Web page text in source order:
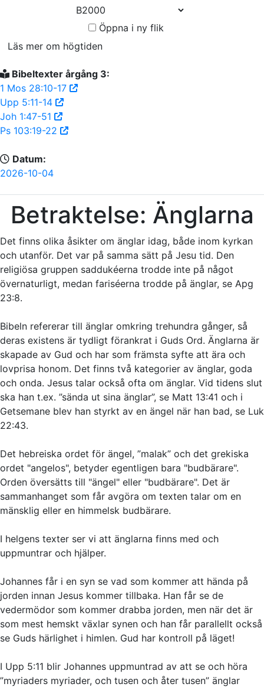
Öppna i ny flik
Läs mer om högtiden
Bibeltexter årgång 3:
1 Mos 28:10-17
Upp 5:11-14
Joh 1:47-51
Ps 103:19-22
Datum:
2026-10-04
Betraktelse: Änglarna
Det finns olika åsikter om änglar idag, både inom kyrkan
och utanför. Det var på samma sätt på Jesu tid. Den
religiösa gruppen saddukéerna trodde inte på något
övernaturligt, medan fariséerna trodde på änglar, se Apg
23:8.
Bibeln refererar till änglar omkring trehundra gånger, så
deras existens är tydligt förankrat i Guds Ord. Änglarna är
skapade av Gud och har som främsta syfte att ära och
lovprisa honom. Det finns två kategorier av änglar, goda
och onda. Jesus talar också ofta om änglar. Vid tidens slut
ska han t.ex. ”sända ut sina änglar”, se Matt 13:41 och i
Getsemane blev han styrkt av en ängel när han bad, se Luk
22:43.
Det hebreiska ordet för ängel, ”malak” och det grekiska
ordet "angelos", betyder egentligen bara "budbärare".
Orden översätts till "ängel" eller "budbärare". Det är
sammanhanget som får avgöra om texten talar om en
mänsklig eller en himmelsk budbärare.
I helgens texter ser vi att änglarna finns med och
uppmuntrar och hjälper.
Johannes får i en syn se vad som kommer att hända på
jorden innan Jesus kommer tillbaka. Han får se de
vedermödor som kommer drabba jorden, men när det är
som mest hemskt växlar synen och han får parallellt också
se Guds härlighet i himlen. Gud har kontroll på läget!
I Upp 5:11 blir Johannes uppmuntrad av att se och höra
”myriaders myriader, och tusen och åter tusen” änglar